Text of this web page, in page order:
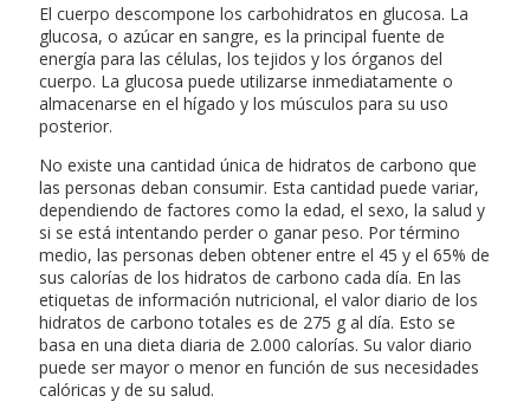
El cuerpo descompone los carbohidratos en glucosa. La
glucosa, o azúcar en sangre, es la principal fuente de
energía para las células, los tejidos y los órganos del
cuerpo. La glucosa puede utilizarse inmediatamente o
almacenarse en el hígado y los músculos para su uso
posterior.
No existe una cantidad única de hidratos de carbono que
las personas deban consumir. Esta cantidad puede variar,
dependiendo de factores como la edad, el sexo, la salud y
si se está intentando perder o ganar peso. Por término
medio, las personas deben obtener entre el 45 y el 65% de
sus calorías de los hidratos de carbono cada día. En las
etiquetas de información nutricional, el valor diario de los
hidratos de carbono totales es de 275 g al día. Esto se
basa en una dieta diaria de 2.000 calorías. Su valor diario
puede ser mayor o menor en función de sus necesidades
calóricas y de su salud.